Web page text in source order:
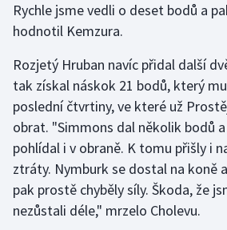
Sportovní střelba
Stolní tenis
Triatlon
Veslování
Vodní slalom
Volejbal
Rychle jsme vedli o deset bodů a
hodnotil Kemzura.
Rozjetý Hruban navíc přidal další
tak získal náskok 21 bodů, který
poslední čtvrtiny, ve které už
obrat. "Simmons dal několik bodů
pohlídal i v obraně. K tomu přišly i
ztráty. Nymburk se dostal na koně
pak prostě chyběly síly. Škoda, že
nezůstali déle," mrzelo Cholevu.